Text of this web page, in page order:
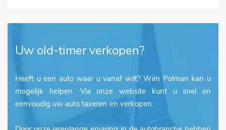
Uw old-timer verkopen?
Heeft u een auto waar u vanaf wilt? Wim Polman kan u
mogelijk helpen. Via onze website kunt u snel en
eenvoudig uw auto taxeren en verkopen.